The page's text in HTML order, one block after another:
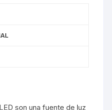
son una fuente de luz